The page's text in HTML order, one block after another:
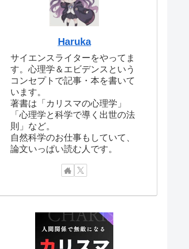
Haruka
サイエンスライターをやってま
す。心理学＆エビデンスという
コンセプトで記事・本を書いて
います。
著書は「カリスマの心理学」
「心理学と科学で導く出世の法
則」など。
自然科学のお仕事もしていて、
論文いっぱい読む人です。